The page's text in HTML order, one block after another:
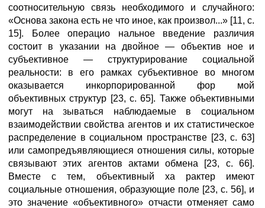
соотносительную связь необходимого и случайного:
«Основа закона есть не что иное, как произвол...» [11, с.
15]. Более операцио нальное введение различия
состоит в указании на двойное — объектив ное и
субъективное — структурирование социальной
реальности: в его рамках субъективное во многом
оказывается инкорпорированной фор мой
объективных структур [23, с. 65]. Также объективными
могут на зываться наблюдаемые в социальном
взаимодействии свойства агентов и их статистическое
распределение в социальном пространстве [23, с. 63]
или самопредъявляющиеся отношения силы, которые
связывают этих агентов актами обмена [23, с. 66].
Вместе с тем, объективный ха рактер имеют
социальные отношения, образующие поле [23, с. 56], и
это значение «объективного» отчасти отменяет само